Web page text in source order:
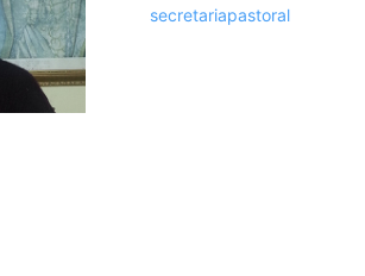
secretariapastoral